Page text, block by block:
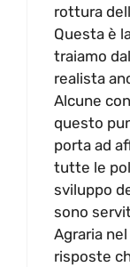
rottura
Questa è
traiamo
realista
Alcune
questo
porta ad
tutte le
sviluppo
sono
Agraria
risposte